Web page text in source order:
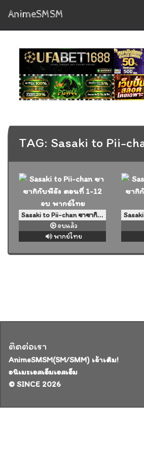
AnimeSMSM
TAG: Sasaki to Pii-
Sasaki to Pii-chan ซาซากิกับพีจัง ตอนที่ 1-12 จบ พากย์ไทย
จบแล้ว
พากย์ไทย
ติดต่อเรา
AnimeSMSM(SM/SMM) เจ้าเดิม!
อนิเมะเอสเอ็มเอสเอ็ม
© SINCE 2026